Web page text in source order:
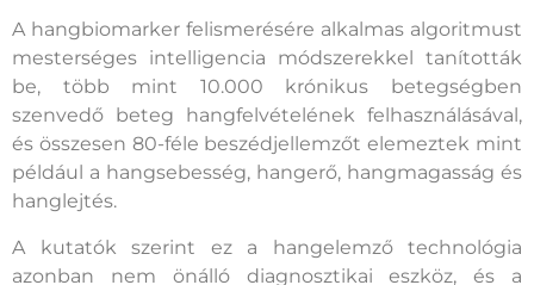
A hangbiomarker felismerésére alkalmas algoritmust
mesterséges intelligencia módszerekkel tanították
be, több mint 10.000 krónikus betegségben
szenvedő beteg hangfelvételének felhasználásával,
és összesen 80-féle beszédjellemzőt elemeztek mint
például a hangsebesség, hangerő, hangmagasság és
hanglejtés.
A kutatók szerint ez a hangelemző technológia
azonban nem önálló diagnosztikai eszköz, és a